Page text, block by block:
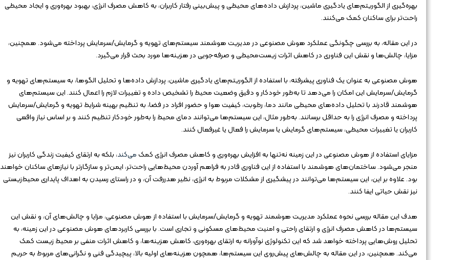
بهره‌گیری از الگوریتم‌های یادگیری ماشین، پردازش داده‌های محیطی و پیش‌بینی رفتار کاربران، به کاهش مصرف انرژی، بهبود بهره‌وری و ایجاد محیطی
راحت‌تر برای ساکنان کمک می‌کنند.
در این مقاله، به بررسی چگونگی عملکرد هوش مصنوعی در مدیریت هوشمند سیستم‌های تهویه و گرمایش/سرمایش پرداخته می‌شود. همچنین،
مزایا، چالش‌ها و نقش این فناوری در کاهش اثرات زیست‌محیطی و صرفه‌جویی در هزینه‌ها مورد بحث قرار می‌گیرد.
هوش مصنوعی به عنوان یک فناوری پیشرفته، با استفاده از الگوریتم‌های یادگیری ماشین، پردازش داده‌ها و تحلیل الگوها، به سیستم‌های تهویه و
گرمایش/سرمایش این امکان را می‌دهد تا به‌طور خودکار و دقیق وضعیت محیط را تشخیص داده و تغییرات لازم را اعمال کنند. این سیستم‌های
هوشمند قادرند با تحلیل داده‌های محیطی مانند دما، رطوبت، کیفیت هوا و حضور افراد در فضا، به تنظیم بهینه شرایط تهویه و گرمایش/سرمایش
پرداخته و مصرف انرژی را به حداقل برسانند. به‌طور مثال، این سیستم‌ها می‌توانند دمای محیط را به‌طور خودکار تنظیم کنند و بر اساس نیاز واقعی
کاربران یا تغییرات محیطی، سیستم‌های گرمایش یا سرمایش را فعال یا غیرفعال کنند.
مزایای استفاده از هوش مصنوعی در این زمینه نه‌تنها به افزایش بهره‌وری و کاهش مصرف انرژی کمکمی‌کند، بلکه به ارتقای کیفیت زندگی کاربران نیز
منجر می‌شود. ساختمان‌های هوشمند با استفاده از این فناوری قادر به فراهم آوردن محیط‌هایی راحت‌تر، ایمن‌تر و سازگارتر با نیازهای ساکنان خواهند
بود. علاوه بر این، این سیستم‌ها می‌توانند در پیشگیری از مشکلات مربوط به انرژی، نظیر هدررفت آن، و در راستای رسیدن به اهداف پایداری محیط‌زیستی
نیز نقش حیاتی ایفا کنند.
هدف این مقاله بررسی نحوه عملکرد مدیریت هوشمند تهویه و گرمایش/سرمایش با استفاده از هوش مصنوعی، مزایا و چالش‌های آن، و نقش این
سیستم‌ها در کاهش مصرف انرژی و ارتقای راحتی و امنیت محیط‌های مسکونی و تجاری است. با بررسی کاربردهای هوش مصنوعی در این زمینه، به
تحلیل روش‌هایی پرداخته خواهد شد که این تکنولوژی نوآورانه به ارتقای بهره‌وری، کاهش هزینه‌ها، و کاهش اثرات منفی بر محیط زیست کمک
می‌کند. همچنین، در این مقاله به چالش‌های پیش‌روی این سیستم‌ها، همچون هزینه‌های اولیه بالا، پیچیدگی فنی و نگرانی‌های مربوط به حریم